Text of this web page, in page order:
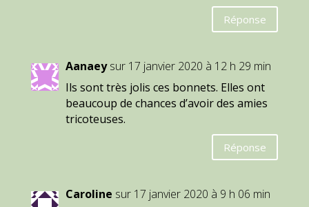
Réponse
Aanaey sur 17 janvier 2020 à 12 h 29 min
Ils sont très jolis ces bonnets. Elles ont
beaucoup de chances d’avoir des amies
tricoteuses.
Réponse
Caroline sur 17 janvier 2020 à 9 h 06 min